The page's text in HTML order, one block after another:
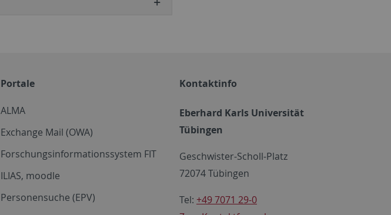
Portale
ALMA
Exchange Mail (OWA)
Forschungsinformationssystem FIT
ILIAS, moodle
Personensuche (EPV)
Kontaktinfo
Eberhard Karls Universität
Tübingen
Geschwister-Scholl-Platz
72074 Tübingen
Tel: +49 7071 29-0